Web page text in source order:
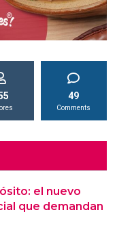
49
Comments
el nuevo
que demandan